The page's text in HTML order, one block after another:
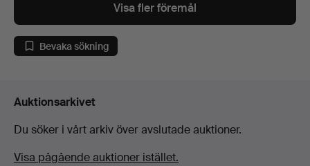
Visa fler föremål
Bevaka sökning
Auktionsarkivet
Du söker i vårt arkiv över avslutade auktioner.
Visa pågående auktioner istället.